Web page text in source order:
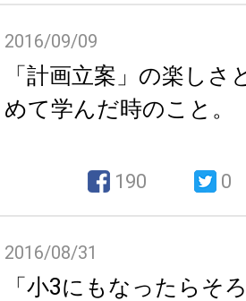
2016/09/09
「計画立案」の楽しさ
めて学んだ時のこと。
190 0
2016/08/31
「小3にもなったらそ